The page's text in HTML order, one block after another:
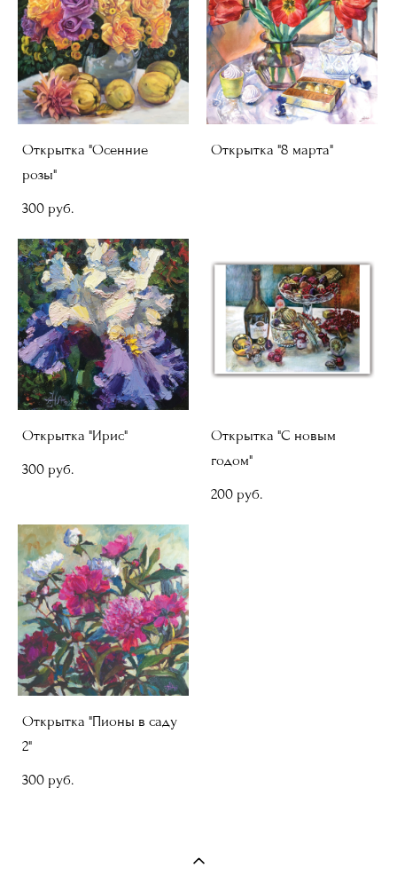
Открытка "Осенние
розы"
300 pуб.
Открытка "8 марта"
Открытка "Ирис"
300 pуб.
Открытка "С новым
годом"
200 pуб.
Открытка "Пионы в саду
2"
300 pуб.